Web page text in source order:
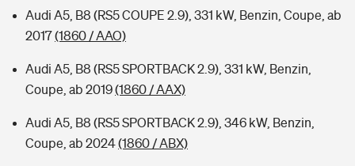
Audi A5, B8 (RS5 COUPE 2.9), 331 kW, Benzin, Coupe, ab
2017(1860 / AAO)
Audi A5, B8 (RS5 SPORTBACK 2.9), 331 kW, Benzin,
Coupe, ab 2019(1860 / AAX)
Audi A5, B8 (RS5 SPORTBACK 2.9), 346 kW, Benzin,
Coupe, ab 2024(1860 / ABX)